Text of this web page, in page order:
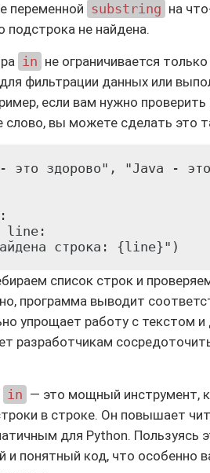
переменной substring на
не найдена.
in не ограничивается
фильтрации данных или
если вам нужно
слово, вы можете сделать это
здорово", "Java - это
line:
список строк и
программа выводит
упрощает работу с текстом
разработчикам
in — это мощный инструмент,
в строке. Он повышает
для Python.
и понятный код, что особенно